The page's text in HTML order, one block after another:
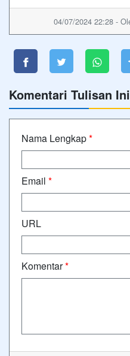
04/07/2024 22:28 -
Komentari Tulisan Ini
Nama Lengkap*
Email *
URL
Komentar*